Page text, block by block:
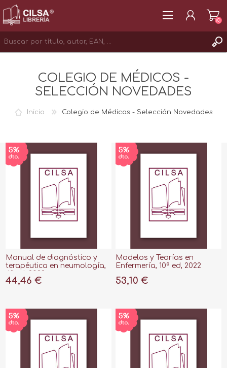
INICIAR SESIÓN
(0)
COLEGIO DE MÉDICOS -
SELECCIÓN NOVEDADES
Inicio Colegio de Médicos - Selección Novedades
Manual de diagnóstico y
terapéutica en neumología,
44,46 €
Modelos y Teorías en
Enfermería, 10ª ed, 2022
53,10 €